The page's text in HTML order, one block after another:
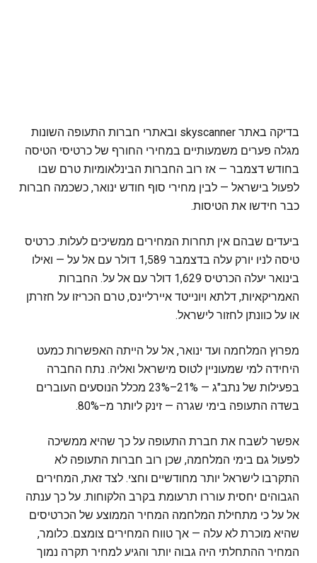
בדיקה באתר skyscanner ובאתרי חברות התעופה השונות
מגלה פערים משמעותיים במחירי החורף של כרטיסי הטיסה
בחודש דצמבר — אז רוב החברות הבינלאומיות טרם שבו
לפעול בישראל — לבין מחירי סוף חודש ינואר, כשכמה חברות
כבר חידשו את הטיסות.
ביעדים שבהם אין תחרות המחירים ממשיכים לעלות. כרטיס
טיסה לניו יורק עלה בדצמבר 1,589 דולר עם אל על — ואילו
בינואר יעלה הכרטיס 1,629 דולר עם אל על. החברות
האמריקאיות, דלתא ויונייטד איירליינס, טרם הכריזו על חזרתן
או על כוונתן לחזור לישראל.
מפרוץ המלחמה ועד ינואר, אל על הייתה האפשרות כמעט
היחידה למי שמעוניין לטוס מישראל ואליה. נתח החברה
בפעילות של נתב"ג — 21%–23% מכלל הנוסעים העוברים
בשדה התעופה בימי שגרה — זינק ליותר מ–80%.
אפשר לשבח את חברת התעופה על כך שהיא ממשיכה
לפעול גם בימי המלחמה, שכן רוב חברות התעופה לא
התקרבו לישראל יותר מחודשיים וחצי. לצד זאת, המחירים
הגבוהים יחסית עוררו תרעומת בקרב הלקוחות. על כך ענתה
אל על כי מתחילת המלחמה המחיר הממוצע של הכרטיסים
שהיא מוכרת לא עלה — אך טווח המחירים צומצם. כלומר,
המחיר ההתחלתי היה גבוה יותר והגיע למחיר תקרה נמוך